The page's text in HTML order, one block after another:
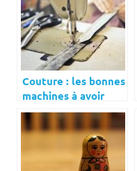
Couture : les bonnes
machines à avoir
chez soi